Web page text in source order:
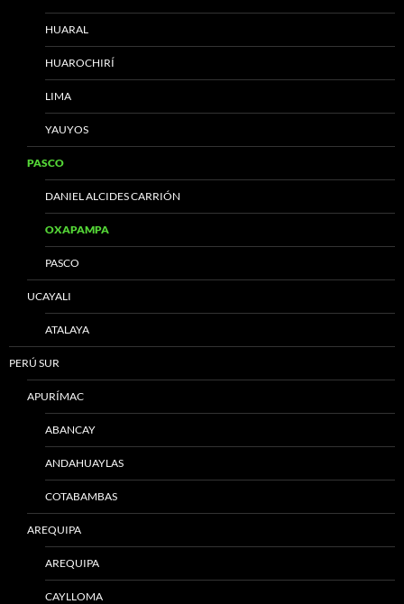
HUARAL
HUAROCHIRÍ
LIMA
YAUYOS
PASCO
DANIEL ALCIDES CARRIÓN
OXAPAMPA
PASCO
UCAYALI
ATALAYA
PERÚ SUR
APURÍMAC
ABANCAY
ANDAHUAYLAS
COTABAMBAS
AREQUIPA
AREQUIPA
CAYLLOMA